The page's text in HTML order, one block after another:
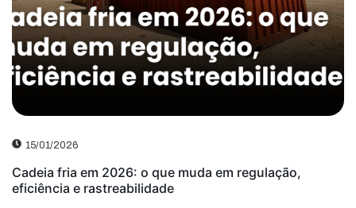
15/01/2026
Cadeia fria em 2026: o que muda em regulação,
eficiência e rastreabilidade